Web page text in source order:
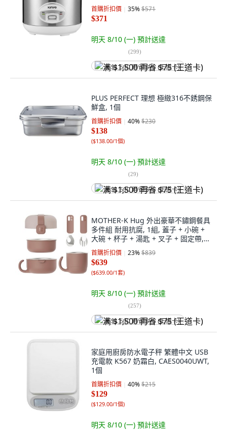
首購折扣價 35%$571
$371
明天 8/10 (一) 預計送達
(299)
满 $1,500 再省 $75 (王道卡)
PLUS PERFECT 理想 極緻316不銹鋼保
鮮盒, 1個
首購折扣價 40%$230
$138
($138.00/1個)
明天 8/10 (一) 預計送達
(29)
满 $1,500 再省 $75 (王道卡)
MOTHER-K Hug 外出豪華不鏽鋼餐具
多件組 耐用抗腐, 1組, 蓋子 + 小碗 +
大碗 + 杯子 + 湯匙 + 叉子 + 固定帶,
乾燥玫瑰
首購折扣價 23%$839
$639
($639.00/1套)
明天 8/10 (一) 預計送達
(257)
满 $1,500 再省 $75 (王道卡)
家庭用廚房防水電子秤 繁體中文 USB
充電款 K567 奶霜白, CAES0040UWT,
1個
首購折扣價 40%$215
$129
($129.00/1個)
明天 8/10 (一) 預計送達